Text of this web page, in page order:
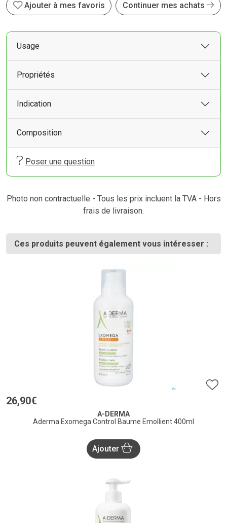
Ajouter à mes favoris Continuer mes achats
Usage
Propriétés
Indication
Composition
Poser une question
Photo non contractuelle - Tous les prix incluent la TVA - Hors
frais de livraison.
Ces produits peuvent également vous intéresser :
26,90€
A-DERMA
Aderma Exomega Control Baume Emollient 400ml
Ajouter